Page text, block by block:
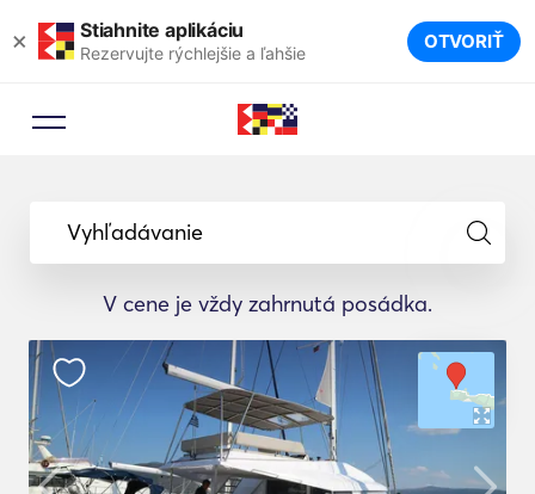
× Stiahnite aplikáciu
Rezervujte rýchlejšie a ľahšie OTVORIŤ
Vyhľadávanie
V cene je vždy zahrnutá posádka.